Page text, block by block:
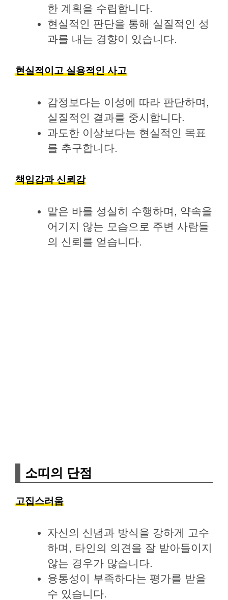
한 계획을 수립합니다.
현실적인 판단을 통해 실질적인 성
과를 내는 경향이 있습니다.
현실적이고 실용적인 사고
감정보다는 이성에 따라 판단하며,
실질적인 결과를 중시합니다.
과도한 이상보다는 현실적인 목표
를 추구합니다.
책임감과 신뢰감
맡은 바를 성실히 수행하며, 약속을
어기지 않는 모습으로 주변 사람들
의 신뢰를 얻습니다.
소띠의 단점
고집스러움
자신의 신념과 방식을 강하게 고수
하며, 타인의 의견을 잘 받아들이지
않는 경우가 많습니다.
융통성이 부족하다는 평가를 받을
수 있습니다.